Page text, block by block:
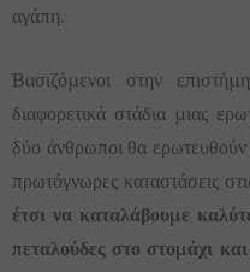
αγάπη.
Βασιζόμενοι στην
διαφορετικά στάδια μιας
δύο άνθρωποι θα
πρωτόγνωρες καταστάσεις
έτσι να καταλάβουμε
πεταλούδες στο στομάχι